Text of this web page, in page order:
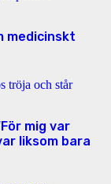
medicinskt
mig var
liksom bara